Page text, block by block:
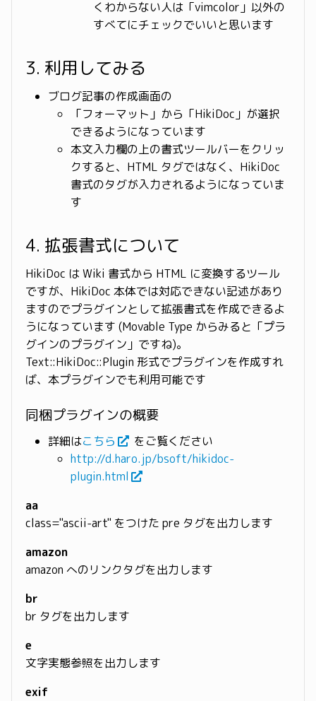
くわからない人は「vimcolor」以外の
すべてにチェックでいいと思います
3. 利用してみる
ブログ記事の作成画面の
「フォーマット」から「HikiDoc」が選択
できるようになっています
本文入力欄の上の書式ツールバーをクリッ
クすると、HTML タグではなく、HikiDoc
書式のタグが入力されるようになっていま
す
4. 拡張書式について
HikiDoc は Wiki 書式から HTML に変換するツール
ですが、HikiDoc 本体では対応できない記述があり
ますのでプラグインとして拡張書式を作成できるよ
うになっています (Movable Type からみると「プラ
グインのプラグイン」ですね)。
Text::HikiDoc::Plugin 形式でプラグインを作成すれ
ば、本プラグインでも利用可能です
同梱プラグインの概要
詳細はこちら
をご覧ください
http://d.haro.jp/bsoft/hikidoc-
plugin.html
aa
class="ascii-art" をつけた pre タグを出力します
amazon
amazon へのリンクタグを出力します
br
br タグを出力します
e
文字実態参照を出力します
exif